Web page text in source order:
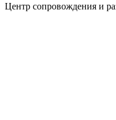
Центр сопровождения и